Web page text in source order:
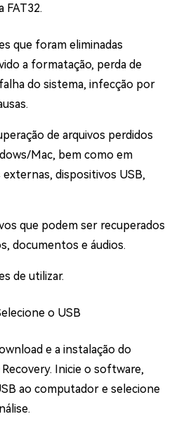
FAT32.
que foram eliminadas
a formatação, perda de
do sistema, infecção por
de arquivos perdidos
Mac, bem como em
externas, dispositivos USB,
que podem ser recuperados
documentos e áudios.
de utilizar.
o USB
e a instalação do
Inicie o software,
ao computador e selecione